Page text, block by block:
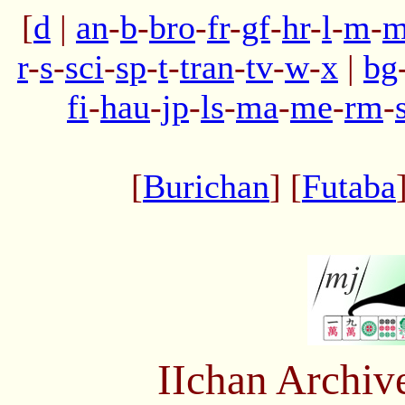
[d | an-b-bro-fr-gf-hr-l-m-
r-s-sci-sp-t-tran-tv-w-x | bg
fi-hau-jp-ls-ma-me-rm-
[Burichan] [Futaba
IIchan